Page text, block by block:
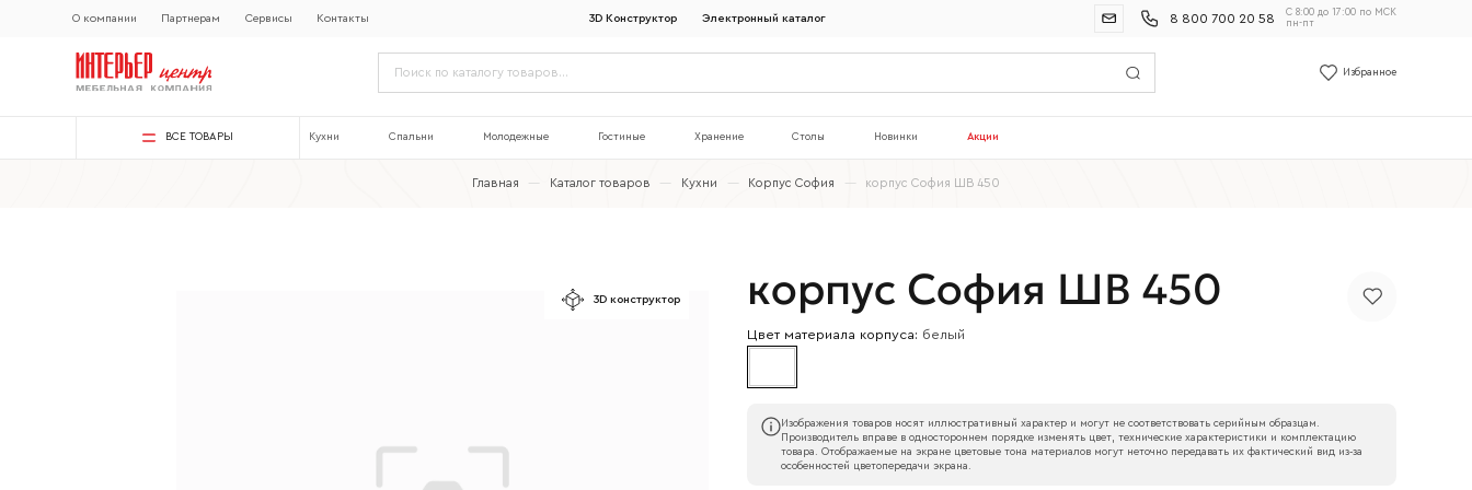
О компании Партнерам Сервисы Контакты 3D Конструктор Электронный каталог 8 800 700 20 58
С 8:00 до 17:00 по МСК
пн-пт
Избранное
ВСЕ ТОВАРЫ Кухни Спальни Молодежные Гостиные Хранение Столы Новинки Акции
Главная — Каталог товаров — Кухни — Корпус София — корпус София ШВ 450
3D конструктор корпус София ШВ 450
Цвет материала корпуса: белый
Изображения товаров носят иллюстративный характер и могут не соответствовать серийным образцам.
Производитель вправе в одностороннем порядке изменять цвет, технические характеристики и комплектацию
товара. Отображаемые на экране цветовые тона материалов могут неточно передавать их фактический вид из‑за
особенностей цветопередачи экрана.